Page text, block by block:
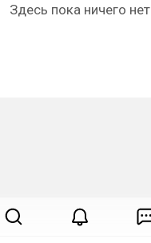
Здесь пока ничего нет